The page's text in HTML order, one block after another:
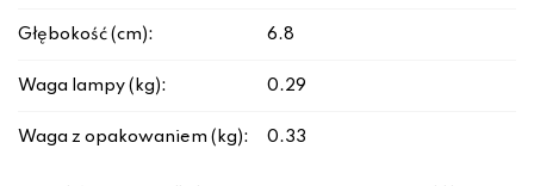
Głębokość (cm): 6.8
Waga lampy (kg): 0.29
Waga z opakowaniem (kg): 0.33